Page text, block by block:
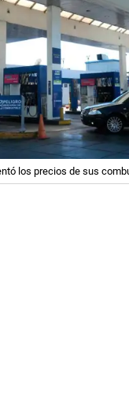
los precios de sus